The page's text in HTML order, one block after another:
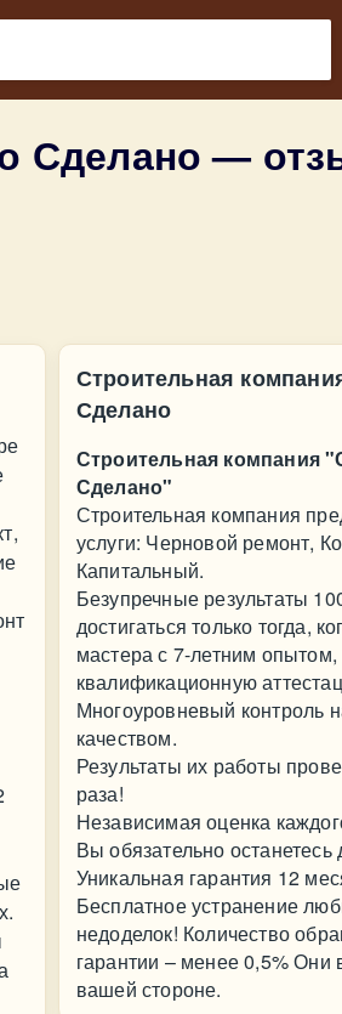
Сделано —
Строительная
Сделано
Строительная компания
Сделано"
Строительная компания
услуги: Черновой ремонт,
Капитальный.
Безупречные результаты
достигаться только тогда,
мастера с 7-летним
квалификационную
Многоуровневый контроль
качеством.
Результаты их работы
раза!
Независимая оценка
Вы обязательно
Уникальная гарантия 12
Бесплатное устранение
недоделок! Количество
гарантии – менее 0,5% Они
вашей стороне.